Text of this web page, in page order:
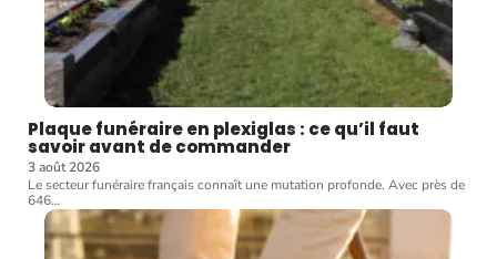
Plaque funéraire en plexiglas : ce qu’il faut
savoir avant de commander
3 août 2026
Le secteur funéraire français connaît une mutation profonde. Avec près de
646…